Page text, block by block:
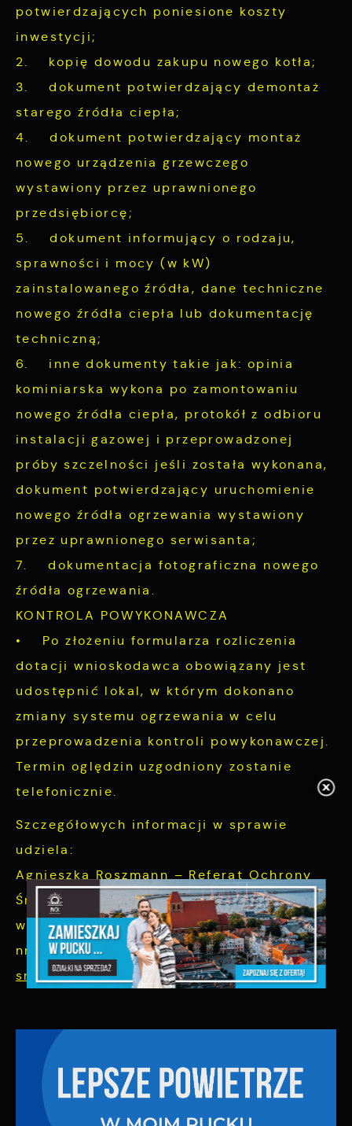
potwierdzających poniesione koszty
inwestycji;
2. kopię dowodu zakupu nowego kotła;
3. dokument potwierdzający demontaż
starego źródła ciepła;
4. dokument potwierdzający montaż
nowego urządzenia grzewczego
wystawiony przez uprawnionego
przedsiębiorcę;
5. dokument informujący o rodzaju,
sprawności i mocy (w kW)
zainstalowanego źródła, dane techniczne
nowego źródła ciepła lub dokumentację
techniczną;
6. inne dokumenty takie jak: opinia
kominiarska wykona po zamontowaniu
nowego źródła ciepła, protokół z odbioru
instalacji gazowej i przeprowadzonej
próby szczelności jeśli została wykonana,
dokument potwierdzający uruchomienie
nowego źródła ogrzewania wystawiony
przez uprawnionego serwisanta;
7. dokumentacja fotograficzna nowego
źródła ogrzewania.
KONTROLA POWYKONAWCZA
• Po złożeniu formularza rozliczenia
dotacji wnioskodawca obowiązany jest
udostępnić lokal, w którym dokonano
zmiany systemu ogrzewania w celu
przeprowadzenia kontroli powykonawczej.
Termin oględzin uzgodniony zostanie
telefonicznie.
Szczegółowych informacji w sprawie
udziela:
Agnieszka Roszmann – Referat Ochrony
Środowiska
w Urzędzie Miasta Puck, pokój 107,
nr telefonu 58 673 05 25, email:
srodowisko@miastopuck.pl